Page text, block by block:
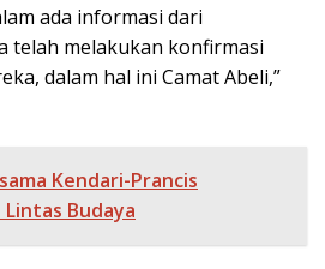
ada informasi dari
telah melakukan konfirmasi
dalam hal ini Camat Abeli,”
Kendari-Prancis
Budaya